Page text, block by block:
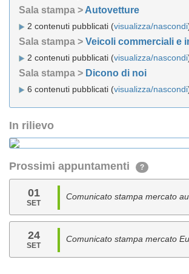
Sala stampa > Autovetture
2 contenuti pubblicati (visualizza/nascondi
Sala stampa > Veicoli commerciali e
2 contenuti pubblicati (visualizza/nascondi
Sala stampa > Dicono di noi
6 contenuti pubblicati (visualizza/nascondi
In rilievo
Prossimi appuntamenti ?
01
SET
Comunicato stampa mercato
24
SET
Comunicato stampa mercato